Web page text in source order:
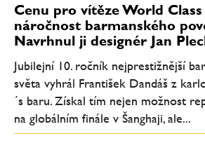
Cenu pro vítěze World
náročnost barmanského
Navrhnul ji designér Jan
Jubilejní 10. ročník nejprestižnější
světa vyhrál František Dandáš z
´s baru. Získal tím nejen možnost
na globálním finále v Šanghaji, ale...